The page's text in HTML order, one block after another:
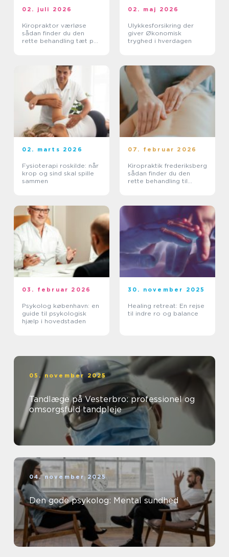
02. juli 2026
Kiropraktor værløse
sådan finder du den
rette behandling tæt på
02. maj 2026
Ulykkesforsikring der
giver Økonomisk
tryghed i hverdagen
02. marts 2026
Fysioterapi roskilde: når
krop og sind skal spille
sammen
07. februar 2026
Kiropraktik frederiksberg
sådan finder du den
rette behandling til
03. februar 2026
Psykolog københavn: en
guide til psykologisk
hjælp i hovedstaden
30. november 2025
Healing retreat: En rejse
til indre ro og balance
05. november 2025
Tandlæge på Vesterbro: professionel og
omsorgsfuld tandpleje
04. november 2025
Den gode psykolog: Mental sundhed